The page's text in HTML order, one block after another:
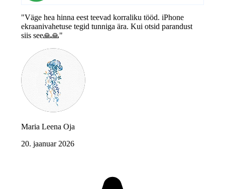
"Väge hea hinna eest teevad korraliku tööd. iPhone
ekraanivahetuse tegid tunniga ära. Kui otsid parandust
siis see🙏🙏"
Maria Leena Oja
20. jaanuar 2026